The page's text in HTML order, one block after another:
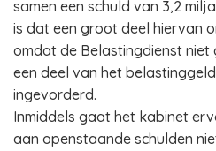
samen een schuld van 3,2
is dat een groot deel hiervan
omdat de Belastingdienst niet
een deel van het
ingevorderd.
Inmiddels gaat het kabinet
aan openstaande schulden